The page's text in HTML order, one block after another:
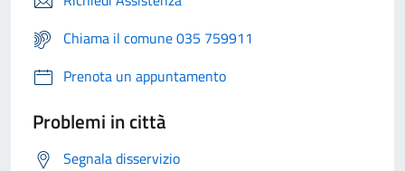
Chiama il comune 035 759911
Prenota un appuntamento
Problemi in città
Segnala disservizio